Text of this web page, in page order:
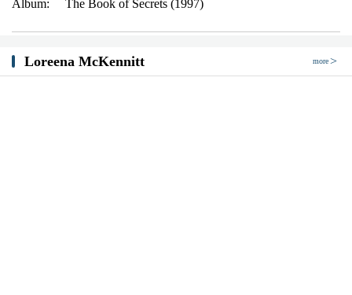
Album:
The Book of Secrets (1997)
Loreena McKennitt more